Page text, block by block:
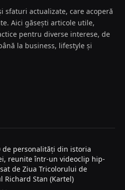
sfaturi actualizate, care acoperă
Aici găsești articole utile,
pentru diverse interese, de
la business, lifestyle și
de personalități din istoria
reunite într-un videoclip hip-
de Ziua Tricolorului de
Richard Stan (Kartel)